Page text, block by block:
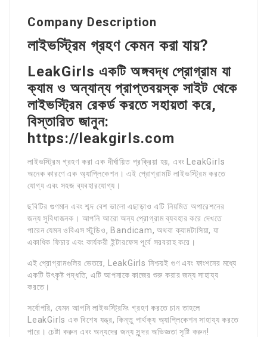
Company Description
লাইভস্ট্রিম গ্রহণ কেমন করা যায়?
LeakGirls একটি অঙ্গবদ্ধ প্রোগ্রাম যা
ক্যাম ও অন্যান্য প্রাপ্তবয়স্ক সাইট থেকে
লাইভস্ট্রিম রেকর্ড করতে সহায়তা করে,
বিস্তারিত জানুন:
https://leakgirls.com
লাইভস্ট্রিম গ্রহণ করা এক দীর্ঘায়িত প্রক্রিয়া হয়, এবং LeakGirls
অনেক কারণে এক অ্যাপ্লিকেশন। এই প্রোগ্রামটি লাইভস্ট্রিম করতে
যোগ্য এবং সহজ ব্যবহারযোগ্য।
ছবিটির গুণমান এবং শব্দ বেশ ভালো এছাড়াও এটি নিয়মিত অপারেশনের
জন্য সুবিধাজনক। আপনি আরো অন্য প্রোগ্রাম ব্যবহার করে দেখতে
পারেন যেমন ওবিএস স্টুডিও, Bandicam, অথবা ক্যামটাসিয়া, যা
একাধিক ফিচার এবং কার্যকরী ইন্টারফেস পূর্বে সরবরাহ করে।
এই প্রোগ্রামগুলির ভেতরে, LeakGirls নিশ্চয়ই গুণ এবং ফাংশনের মধ্যে
একটি উৎকৃষ্ট পদ্ধতি, এটি আপনাকে কাজের শুরু করার জন্য সাহায্য
করতে।
সর্বোপরি, যেমন আপনি লাইভস্ট্রিমিং গ্রহণ করতে চান তাহলে
LeakGirls এক বিশেষ যন্ত্র, কিন্তু পার্থক্য অ্যাপ্লিকেশন সাহায্য করতে
পারে। চেষ্টা করুন এবং অন্যদের জন্য সুন্দর অভিজ্ঞতা সৃষ্টি করুন!